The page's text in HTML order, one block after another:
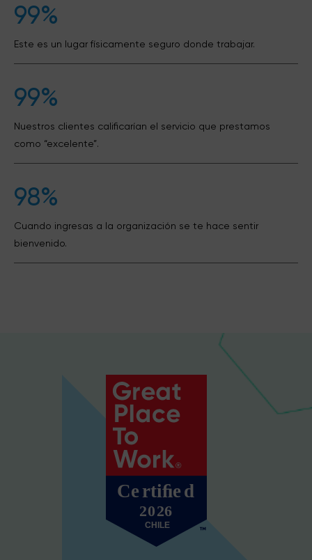
99%
Este es un lugar físicamente seguro donde trabajar.
99%
Nuestros clientes calificarían el servicio que prestamos
como “excelente”.
98%
Cuando ingresas a la organización se te hace sentir
bienvenido.